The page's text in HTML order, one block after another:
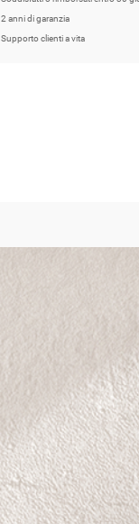
2 anni di garanzia
Supporto clienti a vita